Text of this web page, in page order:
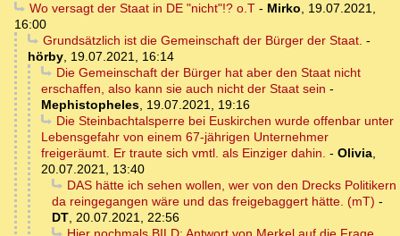
Wo versagt der Staat in DE "nicht"!? o.T- Mirko, 19.07.2021,
16:00
Grundsätzlich ist die Gemeinschaft der Bürger der Staat. -
hörby, 19.07.2021, 16:14
Die Gemeinschaft der Bürger hat aber den Staat nicht
erschaffen, also kann sie auch nicht der Staat sein -
Mephistopheles, 19.07.2021, 19:16
Die Steinbachtalsperre bei Euskirchen wurde offenbar unter
Lebensgefahr von einem 67-jährigen Unternehmer
freigeräumt. Er traute sich vmtl. als Einziger dahin. - Olivia,
20.07.2021, 13:40
DAS hätte ich sehen wollen, wer von den Drecks Politikern
da reingegangen wäre und das freigebaggert hätte. (mT) -
DT, 20.07.2021, 22:56